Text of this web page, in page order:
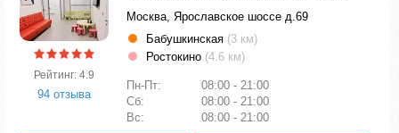
Рейтинг: 4.9
94 отзыва
Москва, Ярославское шоссе д.69
Бабушкинская (3 км)
Ростокино (4.6 км)
Пн-Пт:
08:00 - 21:00
Сб:
08:00 - 21:00
Вс:
08:00 - 21:00